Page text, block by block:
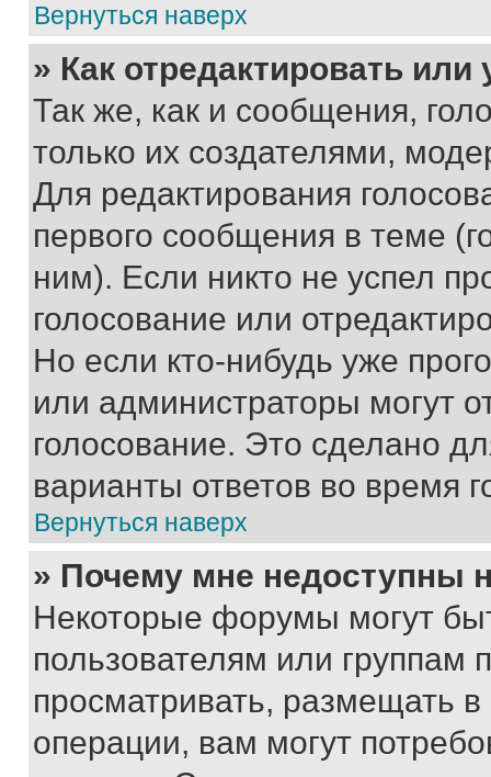
Вернуться наверх
» Как отредактировать
Так же, как и сообщения,
только их создателями,
Для редактирования
первого сообщения в теме
ним). Если никто не успел
голосование или
Но если кто-нибудь уже
или администраторы могут
голосование. Это сделано
варианты ответов во время
Вернуться наверх
» Почему мне недоступны
Некоторые форумы могут
пользователям или группам
просматривать, размещать
операции, вам могут